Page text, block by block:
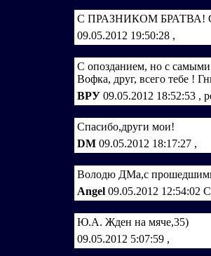
С ПРАЗНИКОМ
09.05.2012 19:50:28 ,
С опозданием, но с
Вофка, друг, всего тебе !
ВРУ 09.05.2012 18:52:53 ,
Спасибо,други мои!
DM 09.05.2012 18:17:27 ,
Володю ДМа,с
Angel 09.05.2012 12:54:02
Ю.А. Жден на мяче,35)
09.05.2012 5:07:59 ,